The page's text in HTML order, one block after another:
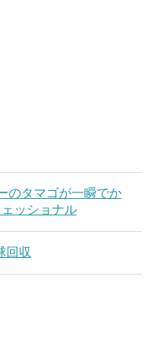
のタマゴが一瞬でか
ッショナル
回収